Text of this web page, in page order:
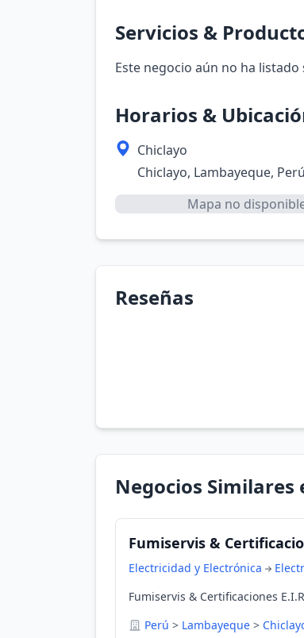
Servicios &
Este negocio aún no ha
Horarios &
Chiclayo
Chiclayo, Lambayeque, Perú
Mapa no
Reseñas
Negocios Similares
Fumiservis &
Electricidad y Electrónica
Fumiservis & Certificaciones
Perú > Lambayeque >